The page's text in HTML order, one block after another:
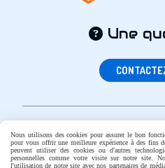
Une
Facebook est
Nous utilisons des cookies pour assurer le bon
pour vous offrir une meilleure expérience à des fins
peuvent utiliser des cookies ou d'autres
personnelles comme votre visite sur notre site.
l'utilisation de notre site avec nos partenaires de